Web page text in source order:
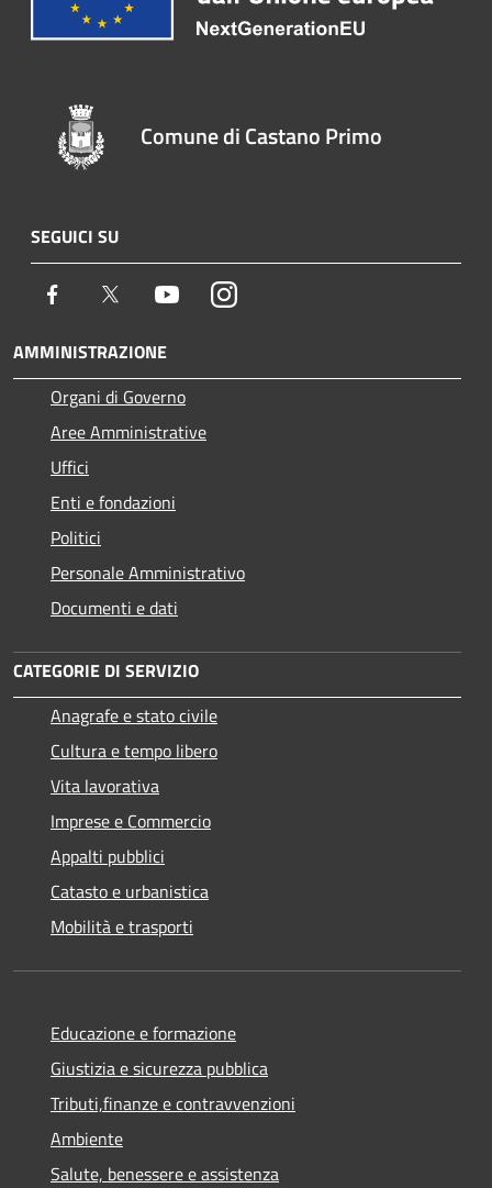
Comune di Castano Primo
SEGUICI SU
Facebook Twitter YoutubeInstagram
AMMINISTRAZIONE
Organi di Governo
Aree Amministrative
Uffici
Enti e fondazioni
Politici
Personale Amministrativo
Documenti e dati
CATEGORIE DI SERVIZIO
Anagrafe e stato civile
Cultura e tempo libero
Vita lavorativa
Imprese e Commercio
Appalti pubblici
Catasto e urbanistica
Mobilità e trasporti
Educazione e formazione
Giustizia e sicurezza pubblica
Tributi,finanze e contravvenzioni
Ambiente
Salute, benessere e assistenza